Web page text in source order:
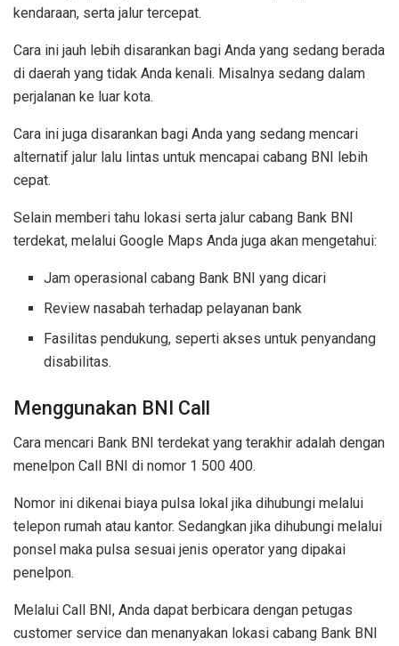
kendaraan, serta jalur tercepat.
Cara ini jauh lebih disarankan bagi Anda yang sedang berada
di daerah yang tidak Anda kenali. Misalnya sedang dalam
perjalanan ke luar kota.
Cara ini juga disarankan bagi Anda yang sedang mencari
alternatif jalur lalu lintas untuk mencapai cabang BNI lebih
cepat.
Selain memberi tahu lokasi serta jalur cabang Bank BNI
terdekat, melalui Google Maps Anda juga akan mengetahui:
Jam operasional cabang Bank BNI yang dicari
Review nasabah terhadap pelayanan bank
Fasilitas pendukung, seperti akses untuk penyandang
disabilitas.
Menggunakan BNI Call
Cara mencari Bank BNI terdekat yang terakhir adalah dengan
menelpon Call BNI di nomor 1 500 400.
Nomor ini dikenai biaya pulsa lokal jika dihubungi melalui
telepon rumah atau kantor. Sedangkan jika dihubungi melalui
ponsel maka pulsa sesuai jenis operator yang dipakai
penelpon.
Melalui Call BNI, Anda dapat berbicara dengan petugas
customer service dan menanyakan lokasi cabang Bank BNI